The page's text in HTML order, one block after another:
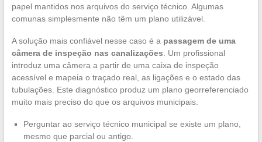
papel mantidos nos arquivos do serviço técnico. Algumas
comunas simplesmente não têm um plano utilizável.
A solução mais confiável nesse caso é a passagem de uma
câmera de inspeção nas canalizações. Um profissional
introduz uma câmera a partir de uma caixa de inspeção
acessível e mapeia o traçado real, as ligações e o estado das
tubulações. Este diagnóstico produz um plano georreferenciado
muito mais preciso do que os arquivos municipais.
Perguntar ao serviço técnico municipal se existe um plano,
mesmo que parcial ou antigo.